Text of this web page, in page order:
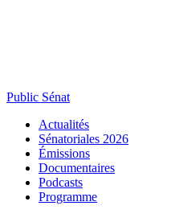
Public Sénat
Actualités
Sénatoriales 2026
Émissions
Documentaires
Podcasts
Programme